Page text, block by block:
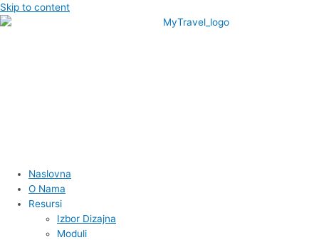
Skip to content
Naslovna
O Nama
Resursi
Izbor Dizajna
Moduli